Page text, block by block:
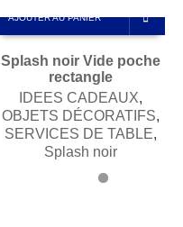
AJOUTER AU PANIER
Splash noir Vide poche
rectangle
IDEES CADEAUX,
OBJETS DÉCORATIFS,
SERVICES DE TABLE,
Splash noir